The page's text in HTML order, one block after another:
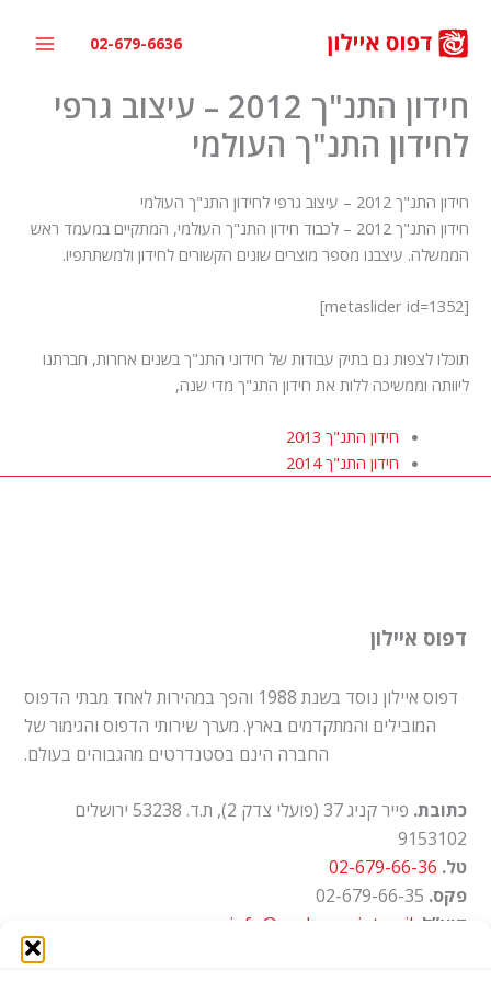
לתוכן
02-679-6636
חידון התנ"ך 2012 – עיצוב גרפי
לחידון התנ"ך העולמי
חידון התנ"ך 2012 – עיצוב גרפי לחידון התנ"ך העולמי
חידון התנ"ך 2012 – לכבוד חידון התנ"ך העולמי, המתקיים במעמד ראש
הממשלה. עיצבנו מספר מוצרים שונים הקשורים לחידון ולמשתתפיו.
[metaslider id=1352]
תוכלו לצפות גם בתיק עבודות של חידוני התנ"ך בשנים אחרות, חברתנו
ליוותה וממשיכה ללות את חידון התנ"ך מדי שנה,
חידון התנ"ך 2013
חידון התנ"ך 2014
דפוס איילון
דפוס איילון נוסד בשנת 1988 והפך במהירות לאחד מבתי הדפוס
המובילים והמתקדמים בארץ. מערך שירותי הדפוס והגימור של
החברה הינם בסטנדרטים מהגבוהים בעולם.
כתובת.
פייר קניג 37 (פועלי צדק 2), ת.ד. 53238 ירושלים
9153102
טל. 02-679-66-36
פקס.
דוא”ל. info@ayalon-print.co.il